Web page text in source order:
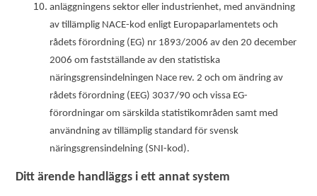
anläggningens sektor eller industrienhet, med användning
av tillämplig NACE-kod enligt Europaparlamentets och
rådets förordning (EG) nr 1893/2006 av den 20 december
2006 om fastställande av den statistiska
näringsgrensindelningen Nace rev. 2 och om ändring av
rådets förordning (EEG) 3037/90 och vissa EG-
förordningar om särskilda statistikområden samt med
användning av tillämplig standard för svensk
näringsgrensindelning (SNI-kod).
Ditt ärende handläggs i ett annat system